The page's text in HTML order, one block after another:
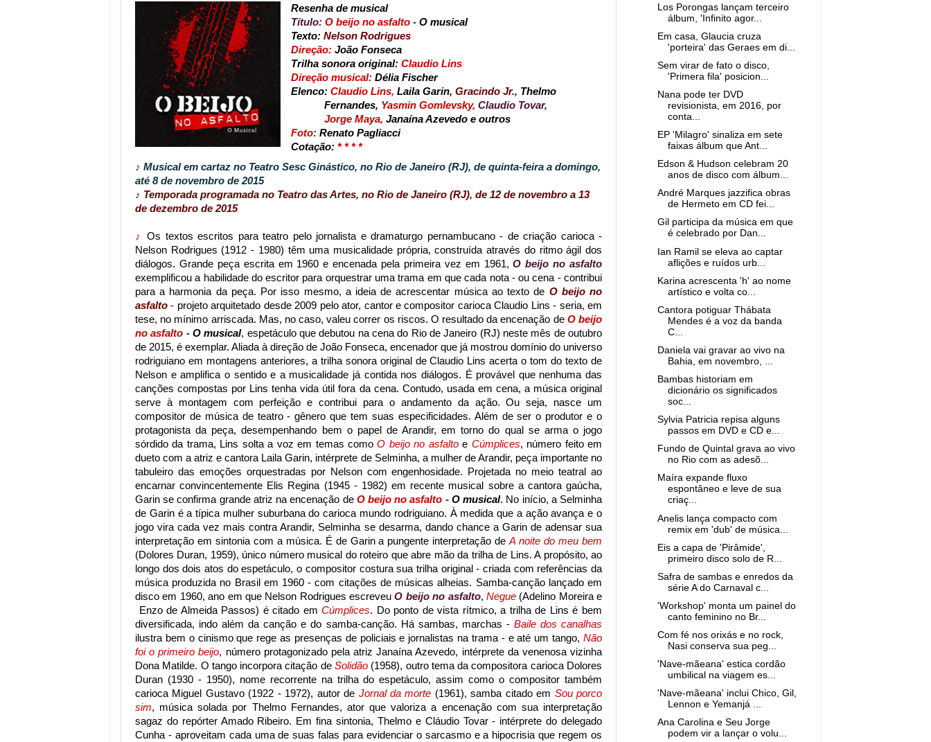
Resenha de musical
Título: O beijo no asfalto -O musical
Texto: Nelson Rodrigues
Direção: João Fonseca
Trilha sonora original: Claudio Lins
Direção musical:Délia Fischer
Elenco: Claudio Lins, Laila Garin, Gracindo Jr., Thelmo
Fernandes, Yasmin Gomlevsky, Claudio Tovar,
Jorge Maya, Janaína Azevedo e outros
Foto:Renato Pagliacci
Cotação: * * * *
♪ Musical em cartaz no Teatro Sesc Ginástico, no Rio de Janeiro (RJ), de quinta-feira a domingo,
até 8 de novembro de 2015
♪ Temporada programada no Teatro das Artes, no Rio de Janeiro (RJ), de 12 de novembro a 13
de dezembro de 2015
♪
Os textos escritos para teatro pelo jornalista e dramaturgo pernambucano - de criação carioca -
Nelson Rodrigues (1912 - 1980) têm uma musicalidade própria, construída através do ritmo ágil dos
diálogos. Grande peça escrita em 1960 e encenada pela primeira vez em 1961,O beijo no asfalto
exemplificou a habilidade do escritor para orquestrar uma trama em que cada nota - ou cena - contribui
para a harmonia da peça. Por isso mesmo, a ideia de acrescentar música ao texto de O beijo no
asfalto - projeto arquitetado desde 2009 pelo ator, cantor e compositor carioca Claudio Lins - seria, em
tese, no mínimo arriscada. Mas, no caso, valeu correr os riscos. O resultado da encenação de O beijo
no asfalto -O musical, espetáculo que debutou na cena do Rio de Janeiro (RJ) neste mês de outubro
de 2015, é exemplar. Aliada à direção de João Fonseca, encenador que já mostrou domínio do universo
rodriguiano em montagens anteriores, a trilha sonora original de Claudio Lins acerta o tom do texto de
Nelson e amplifica o sentido e a musicalidade já contida nos diálogos. É provável que nenhuma das
canções compostas por Lins tenha vida útil fora da cena. Contudo, usada em cena, a música original
serve à montagem com perfeição e contribui para o andamento da ação. Ou seja, nasce um
compositor de música de teatro - gênero que tem suas especificidades. Além de ser o produtor e o
protagonista da peça, desempenhando bem o papel de Arandir, em torno do qual se arma o jogo
sórdido da trama, Lins solta a voz em temas comoO beijo no asfaltoe Cúmplices, número feito em
dueto com a atriz e cantora Laila Garin, intérprete de Selminha, a mulher de Arandir, peça importante no
tabuleiro das emoções orquestradas por Nelson com engenhosidade. Projetada no meio teatral ao
encarnar convincentemente Elis Regina (1945 - 1982) em recente musical sobre a cantora gaúcha,
Garin se confirma grande atriz na encenação de O beijo no asfalto - O musical. No início, a Selminha
de Garin é a típica mulher suburbana do carioca mundo rodriguiano. À medida que a ação avança e o
jogo vira cada vez mais contra Arandir, Selminha se desarma, dando chance a Garin de adensar sua
interpretação em sintonia com a música. É de Garin a pungente interpretação deA noite do meu bem
(Dolores Duran, 1959), único número musical do roteiro que abre mão da trilha de Lins. A propósito, ao
longo dos dois atos do espetáculo, o compositor costura sua trilha original - criada com referências da
música produzida no Brasil em 1960 - com citações de músicas alheias. Samba-canção lançado em
disco em 1960, ano em que Nelson Rodrigues escreveuO beijo no asfalto, Negue(Adelino Moreira e
Enzo de Almeida Passos) é citado emCúmplices. Do ponto de vista rítmico, a trilha de Lins é bem
diversificada, indo além da canção e do samba-canção. Há sambas, marchas - Baile dos canalhas
ilustra bem o cinismo que rege as presenças de policiais e jornalistas na trama - e até um tango, Não
foi o primeiro beijo, número protagonizado pela atriz Janaína Azevedo, intérprete da venenosa vizinha
Dona Matilde. O tango incorpora citação de Solidão (1958), outro tema da compositora carioca Dolores
Duran (1930 - 1950), nome recorrente na trilha do espetáculo, assim como o compositor também
carioca Miguel Gustavo (1922 - 1972), autor de Jornal da morte (1961), samba citado em Sou porco
sim, música solada por Thelmo Fernandes, ator que valoriza a encenação com sua interpretação
sagaz do repórter Amado Ribeiro. Em fina sintonia, Thelmo e Cláudio Tovar - intérprete do delegado
Cunha - aproveitam cada uma de suas falas para evidenciar o sarcasmo e a hipocrisia que regem os
Los Porongas lançam terceiro
álbum, 'Infinito agor...
Em casa, Glaucia cruza
'porteira' das Geraes em di...
Sem virar de fato o disco,
'Primera fila' posicion...
Nana pode ter DVD
revisionista, em 2016, por
conta...
EP 'Milagro' sinaliza em sete
faixas álbum que Ant...
Edson & Hudson celebram 20
anos de disco com álbum...
André Marques jazzifica obras
de Hermeto em CD fei...
Gil participa da música em que
é celebrado por Dan...
Ian Ramil se eleva ao captar
aflições e ruídos urb...
Karina acrescenta 'h' ao nome
artístico e volta co...
Cantora potiguar Thábata
Mendes é a voz da banda
C...
Daniela vai gravar ao vivo na
Bahia, em novembro, ...
Bambas historiam em
dicionário os significados
soc...
Sylvia Patricia repisa alguns
passos em DVD e CD e...
Fundo de Quintal grava ao vivo
no Rio com as adesõ...
Maíra expande fluxo
espontâneo e leve de sua
criaç...
Anelis lança compacto com
remix em 'dub' de música...
Eis a capa de 'Pirâmide',
primeiro disco solo de R...
Safra de sambas e enredos da
série A do Carnaval c...
'Workshop' monta um painel do
canto feminino no Br...
Com fé nos orixás e no rock,
Nasi conserva sua peg...
'Nave-mãeana' estica cordão
umbilical na viagem es...
'Nave-mãeana' inclui Chico, Gil,
Lennon e Yemanjá ...
Ana Carolina e Seu Jorge
podem vir a lançar o volu...